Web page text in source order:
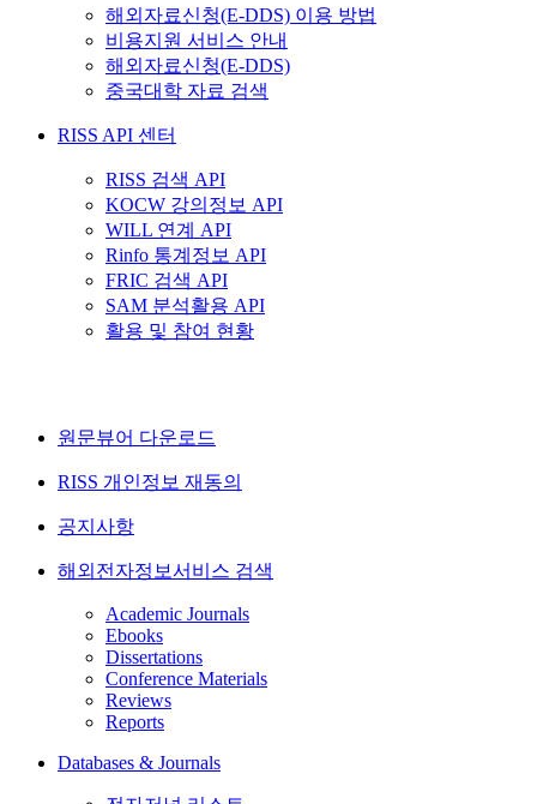
해외자료신청(E-DDS) 이용 방법
비용지원 서비스 안내
해외자료신청(E-DDS)
중국대학 자료 검색
RISS API 센터
RISS 검색 API
KOCW 강의정보 API
WILL 연계 API
Rinfo 통계정보 API
FRIC 검색 API
SAM 분석활용 API
활용 및 참여 현황
원문뷰어 다운로드
RISS 개인정보 재동의
공지사항
해외전자정보서비스 검색
Academic Journals
Ebooks
Dissertations
Conference Materials
Reviews
Reports
Databases & Journals